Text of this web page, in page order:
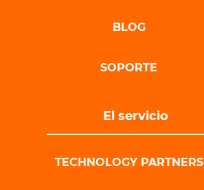
BLOG
SOPORTE
El servicio
TECHNOLOGY PARTNERS